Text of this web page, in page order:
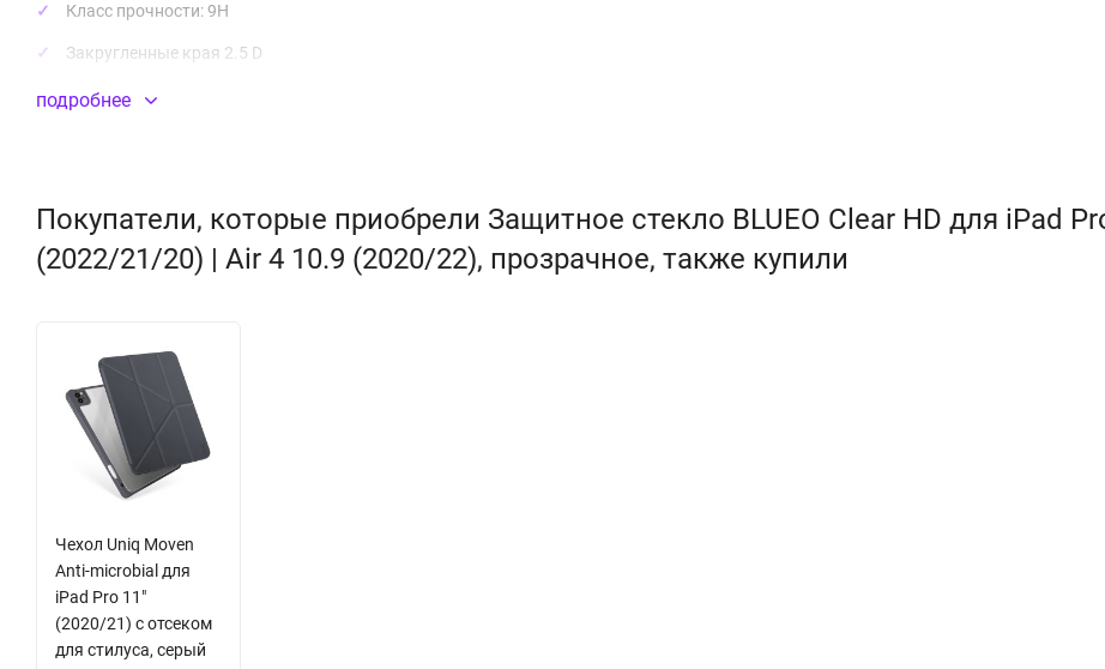
Класс прочности: 9H
Закругленные края 2.5 D
Абсолютно прозрачное
Бренд:BLUEO
Модель:Clear HD
подробнее
Покупатели, которые приобрели Защитное стекло BLUEO Clear HD для iPad
(2022/21/20) | Air 4 10.9 (2020/22), прозрачное, также купили
Чехол Uniq Moven
Anti-microbial для
iPad Pro 11"
(2020/21) с отсеком
для стилуса, серый